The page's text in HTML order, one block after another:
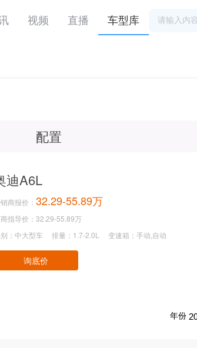
视频 直播 车型库
配置
迪A6L
商报价： 32.29-55.89万
指导价：32.29-55.89万
：中大型车
排量：1.7-2.0L 变速箱：手动,自动
询底价
年份